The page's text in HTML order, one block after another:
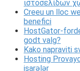
ιστοσελίδων
Creeu un lloc
benefici
HostGator-
godt valg?
Kako napraviti
Hosting
işarələr